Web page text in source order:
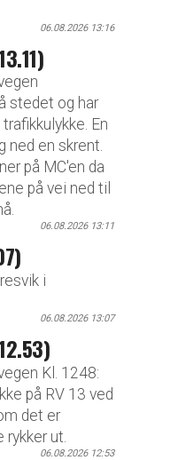
06.08.2026 13:16
stedet og har
En
ned en skrent.
på MC'en da
på vei ned til
06.08.2026 13:11
i
06.08.2026 13:07
Kl. 1248:
på RV 13 ved
det er
ut.
06.08.2026 12:53